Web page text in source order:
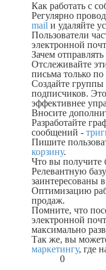
Как работать с
Регулярно
mail и удаляйте
Пользователи
электронной
Зачем
Отслеживайте
письма только
Создайте
подписчиков.
эффективнее
Вносите
Разработайте
сообщений -
Пишите
корзину.
Что вы получите
Релевантную
заинтересованы
Оптимизацию
продаж.
Помните, что
электронной
максимально
Так же, вы
маркетингу, где
0